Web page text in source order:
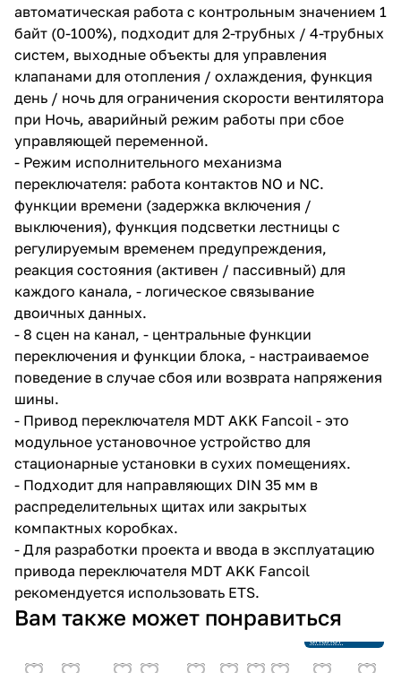
автоматическая работа с контрольным значением 1
байт (0-100%), подходит для 2-трубных / 4-трубных
систем, выходные объекты для управления
клапанами для отопления / охлаждения, функция
день / ночь для ограничения скорости вентилятора
при Ночь, аварийный режим работы при сбое
управляющей переменной.
- Режим исполнительного механизма
переключателя: работа контактов NO и NC.
функции времени (задержка включения /
выключения), функция подсветки лестницы с
регулируемым временем предупреждения,
реакция состояния (активен / пассивный) для
каждого канала, - логическое связывание
двоичных данных.
- 8 сцен на канал, - центральные функции
переключения и функции блока, - настраиваемое
поведение в случае сбоя или возврата напряжения
шины.
- Привод переключателя MDT AKK Fancoil - это
модульное установочное устройство для
стационарные установки в сухих помещениях.
- Подходит для направляющих DIN 35 мм в
распределительных щитах или закрытых
компактных коробках.
- Для разработки проекта и ввода в эксплуатацию
привода переключателя MDT AKK Fancoil
рекомендуется использовать ETS.
Вам также может понравитьсяпроизводства
Ссылка на